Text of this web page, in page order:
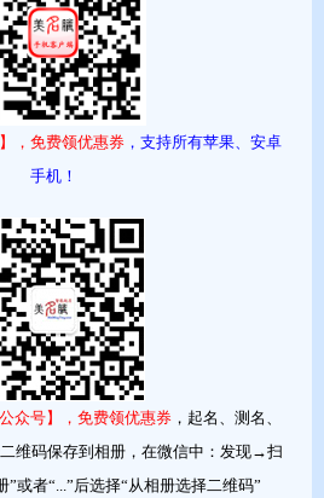
赵武翊 李长鸿
郭亦兴 庞浩瀚
梁展旗 黄文钦
任鸿广
名腾可以生成足够的多维度满足要求
自助起名，可以交互的动态无限量地生
满足起名要求的上佳好名字。真正实现
字我做主的美好愿望！美名腾智能起名
）
，免费领优惠券，支持所有苹果、安卓
手机！
众号】，免费领优惠券，起名、测名、
维码保存到相册，在微信中：发现→扫
或者“...”后选择“从相册选择二维码”